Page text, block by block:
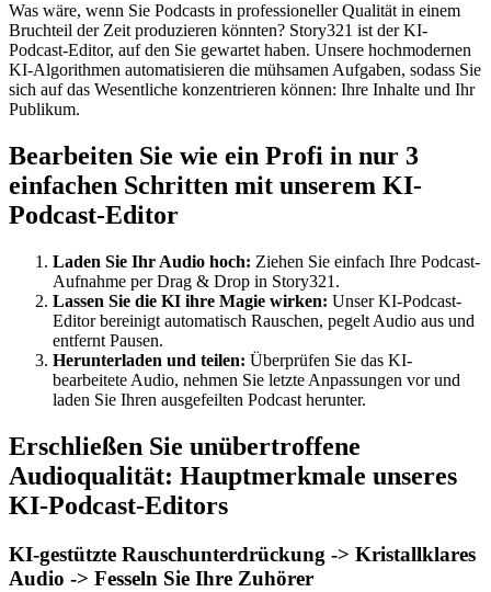
Was wäre, wenn Sie Podcasts in professioneller Qualität in einem
Bruchteil der Zeit produzieren könnten? Story321 ist der KI-
Podcast-Editor, auf den Sie gewartet haben. Unsere hochmodernen
KI-Algorithmen automatisieren die mühsamen Aufgaben, sodass Sie
sich auf das Wesentliche konzentrieren können: Ihre Inhalte und Ihr
Publikum.
Bearbeiten Sie wie ein Profi in nur 3
einfachen Schritten mit unserem KI-
Podcast-Editor
Laden Sie Ihr Audio hoch: Ziehen Sie einfach Ihre Podcast-
Aufnahme per Drag & Drop in Story321.
Lassen Sie die KI ihre Magie wirken: Unser KI-Podcast-
Editor bereinigt automatisch Rauschen, pegelt Audio aus und
entfernt Pausen.
Herunterladen und teilen: Überprüfen Sie das KI-
bearbeitete Audio, nehmen Sie letzte Anpassungen vor und
laden Sie Ihren ausgefeilten Podcast herunter.
Erschließen Sie unübertroffene
Audioqualität: Hauptmerkmale unseres
KI-Podcast-Editors
KI-gestützte Rauschunterdrückung -> Kristallklares
Audio -> Fesseln Sie Ihre Zuhörer